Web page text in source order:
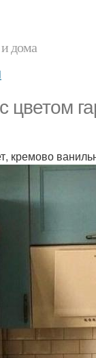
дома
цветом
кремово